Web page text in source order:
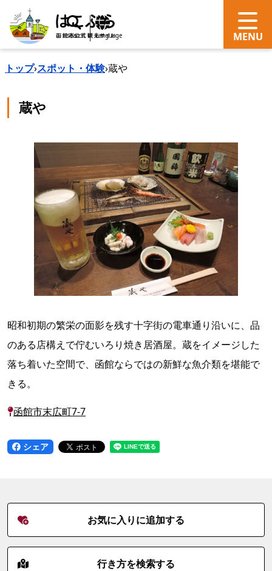
search Language
トップ›スポット・体験›蔵や
蔵や
昭和初期の繁栄の面影を残す十字街の電車通り沿いに、品
のある店構えで佇むいろり焼き居酒屋。蔵をイメージした
落ち着いた空間で、函館ならではの新鮮な魚介類を堪能で
きる。
函館市末広町7-7
シェア
お気に入りに追加する
行き方を検索する